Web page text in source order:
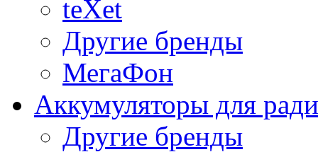
teXet
Другие бренды
МегаФон
Аккумуляторы для
Другие бренды